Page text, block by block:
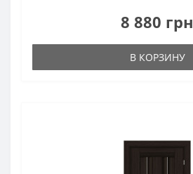
8 880 грн
В КОРЗИНУ